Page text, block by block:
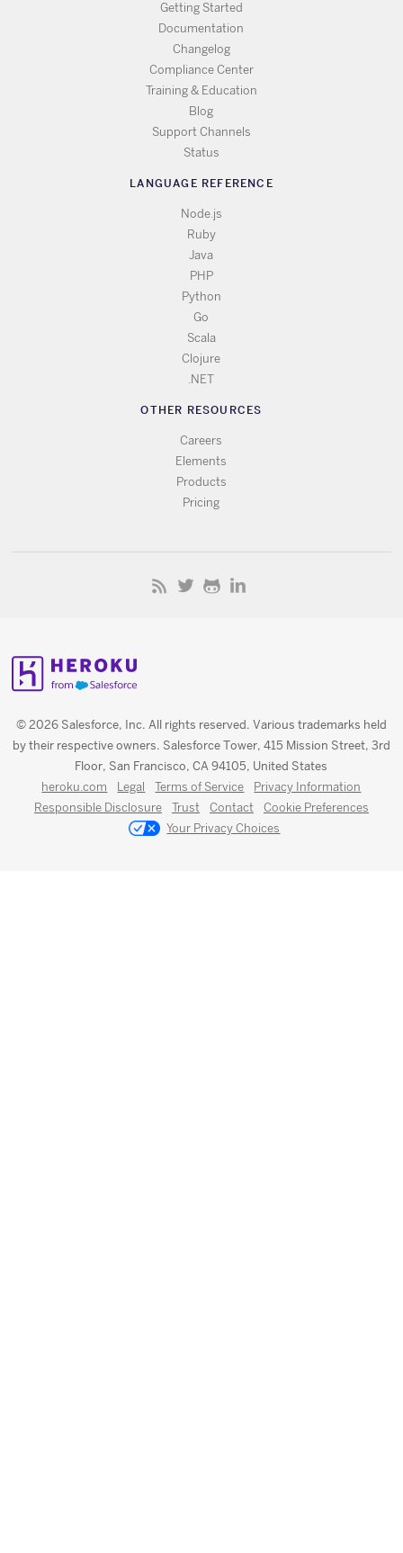
Getting Started
Documentation
Changelog
Compliance Center
Training & Education
Blog
Support Channels
Status
LANGUAGE REFERENCE
Node.js
Ruby
Java
PHP
Python
Go
Scala
Clojure
.NET
OTHER RESOURCES
Careers
Elements
Products
Pricing
© 2026 Salesforce, Inc. All rights reserved. Various trademarks held
by their respective owners. Salesforce Tower, 415 Mission Street, 3rd
Floor, San Francisco, CA 94105, United States
heroku.com Legal Terms of Service
Privacy Information
Responsible Disclosure
Trust Contact
Cookie Preferences
Your Privacy Choices